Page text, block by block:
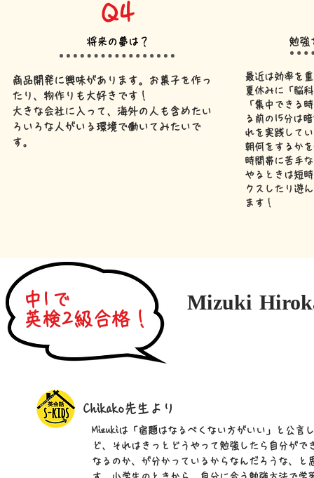
Q4
将来の夢は？
商品開発に興味があります。お菓子を作っ
たり、物作りも大好きです！
​大きな会社に入って、海外の人も含めたい
ろいろな人がいる環境で働いてみたいで
す。
勉強
最近は効率を
夏休みに「脳
「集中できる
る前の15分は
れを実践して
朝何をするか
時間帯に苦手
やるときは短
クスしたり遊
ます！
Mizuki
中1で
英検2級合格！
Chikako先生より
Mizukiは「宿題はなるべくない方がいい」と公言
ど、それはきっとどうやって勉強したら自分がで
なるのか、が分かっているからなんだろうな、と